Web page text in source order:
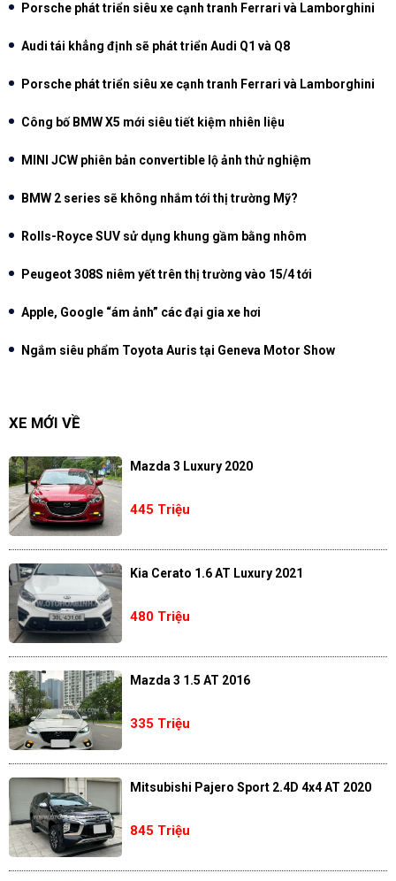
Porsche phát triển siêu xe cạnh tranh Ferrari và Lamborghini
Audi tái khẳng định sẽ phát triển Audi Q1 và Q8
Porsche phát triển siêu xe cạnh tranh Ferrari và Lamborghini
Công bố BMW X5 mới siêu tiết kiệm nhiên liệu
MINI JCW phiên bản convertible lộ ảnh thử nghiệm
BMW 2 series sẽ không nhắm tới thị trường Mỹ?
Rolls-Royce SUV sử dụng khung gầm bằng nhôm
Peugeot 308S niêm yết trên thị trường vào 15/4 tới
Apple, Google “ám ảnh” các đại gia xe hơi
Ngắm siêu phẩm Toyota Auris tại Geneva Motor Show
XE MỚI VỀ
Mazda 3 Luxury 2020
445 Triệu
Kia Cerato 1.6 AT Luxury 2021
480 Triệu
Mazda 3 1.5 AT 2016
335 Triệu
Mitsubishi Pajero Sport 2.4D 4x4 AT 2020
845 Triệu